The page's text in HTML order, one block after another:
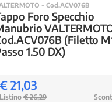
- Cod.ACV076B
Foro Specchio
(Filetto
1.50 DX)
21,03
€ 26,29